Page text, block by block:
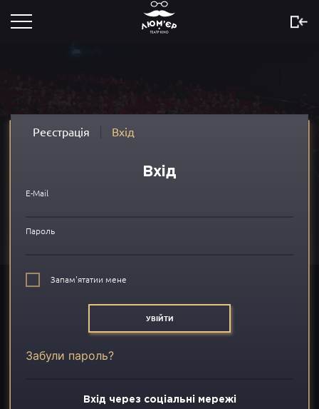
Новини
Сертифікати
Контакти
Реєстрація Вхід
Вхід
E-Mail
Пароль
Запам'ятатии мене
УВІЙТИ
Забули пароль?
Вхід через соціальні мережі